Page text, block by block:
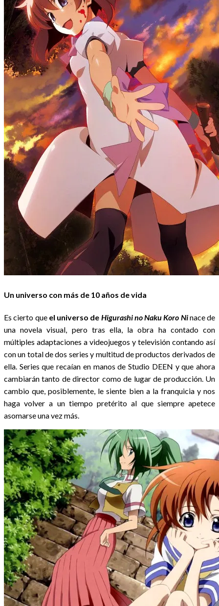
Un universo con más de 10 años de vida
Es cierto que el universo de Higurashi no Naku Koro Ninace de
una novela visual, pero tras ella, la obra ha contado con
múltiples adaptaciones a videojuegos y televisión contando así
con un total de dos series y multitud de productos derivados de
ella. Series que recaían en manos de Studio DEEN y que ahora
cambiarán tanto de director como de lugar de producción. Un
cambio que, posiblemente, le siente bien a la franquicia y nos
haga volver a un tiempo pretérito al que siempre apetece
asomarse una vez más.